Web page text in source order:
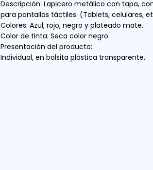
Descripción: Lapicero metálico con tapa,
para pantallas táctiles. (Tablets, celulares,
Colores: Azul, rojo, negro y plateado mate.
Color de tinta: Seca color negro.
Presentación del producto:
Individual, en bolsita plástica transparente.